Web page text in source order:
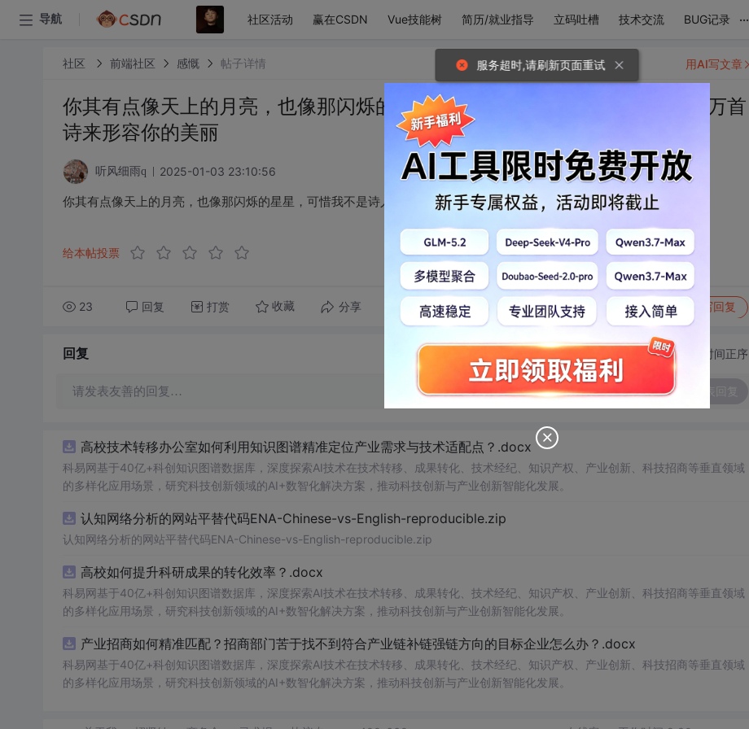
导航 社区活动 赢在CSDN Vue技能树 简历/就业指导 立码吐槽 技术交流 BUG记录 ...
社区 前端社区 感慨 帖子详情
你其有点像天上的月亮，也像那闪烁的星星，可惜我不是诗人，否则当写一万首
诗来形容你的美丽
听风细雨q 2025-01-03 23:10:56
你其有点像天上的月亮，也像那闪烁的星星，可惜我不是诗人，否则当写一万首诗来形容你的美丽
给本帖投票
23 回复 打赏 收藏 分享 转发到动态 举报 写回复
用AI写文章
回复 切换为时间正序
请发表友善的回复…
高校技术转移办公室如何利用知识图谱精准定位产业需求与技术适配点？.docx
科易网基于40亿+科创知识图谱数据库，深度探索AI技术在技术转移、成果转化、技术经纪、知识产权、产业创新、科技招商等垂直领域
的多样化应用场景，研究科技创新领域的AI+数智化解决方案，推动科技创新与产业创新智能化发展。
认知网络分析的网站平替代码ENA-Chinese-vs-English-reproducible.zip
认知网络分析的网站平替代码ENA-Chinese-vs-English-reproducible.zip
高校如何提升科研成果的转化效率？.docx
科易网基于40亿+科创知识图谱数据库，深度探索AI技术在技术转移、成果转化、技术经纪、知识产权、产业创新、科技招商等垂直领域
的多样化应用场景，研究科技创新领域的AI+数智化解决方案，推动科技创新与产业创新智能化发展。
产业招商如何精准匹配？招商部门苦于找不到符合产业链补链强链方向的目标企业怎么办？.docx
科易网基于40亿+科创知识图谱数据库，深度探索AI技术在技术转移、成果转化、技术经纪、知识产权、产业创新、科技招商等垂直领域
的多样化应用场景，研究科技创新领域的AI+数智化解决方案，推动科技创新与产业创新智能化发展。
服务超时,请刷新页面重试